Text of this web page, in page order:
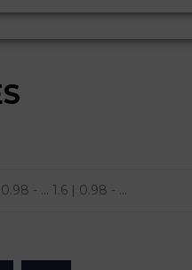
- ... 1.6 | 0.98 - ...